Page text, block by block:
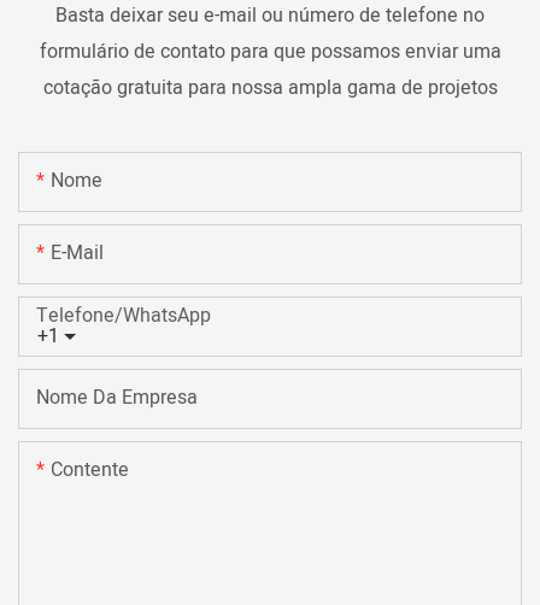
Basta deixar seu e-mail ou número de telefone no
formulário de contato para que possamos enviar uma
cotação gratuita para nossa ampla gama de projetos
Nome
E-Mail
+1
Telefone/WhatsApp
Nome Da Empresa
Contente